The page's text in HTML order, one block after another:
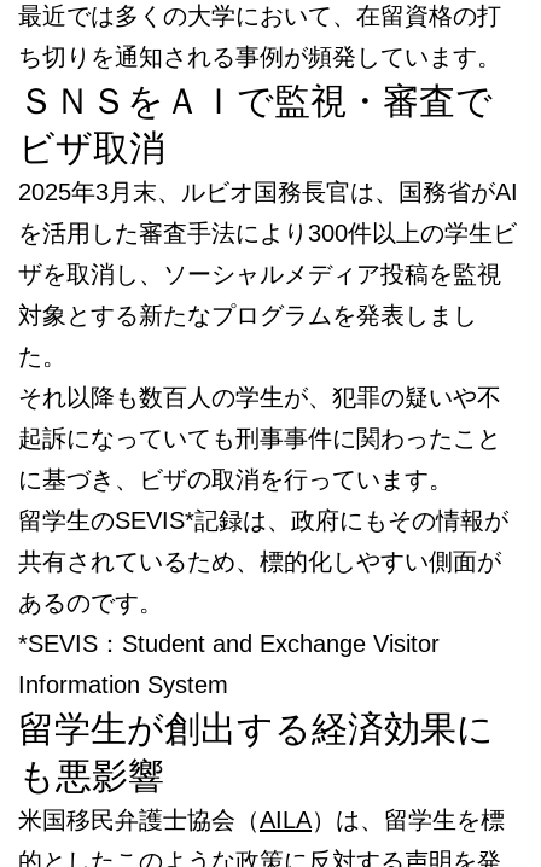
最近では多くの大学において、在留資格の打
ち切りを通知される事例が頻発しています。
ＳＮＳをＡＩで監視・審査で
ビザ取消
2025年3月末、ルビオ国務長官は、国務省がAI
を活用した審査手法により300件以上の学生ビ
ザを取消し、ソーシャルメディア投稿を監視
対象とする新たなプログラムを発表しまし
た。
それ以降も数百人の学生が、犯罪の疑いや不
起訴になっていても刑事事件に関わったこと
に基づき、ビザの取消を行っています。
留学生のSEVIS*記録は、政府にもその情報が
共有されているため、標的化しやすい側面が
あるのです。
*SEVIS：Student and Exchange Visitor
Information System
留学生が創出する経済効果に
も悪影響
米国移民弁護士協会（AILA）は、留学生を標
的としたこのような政策に反対する声明を発